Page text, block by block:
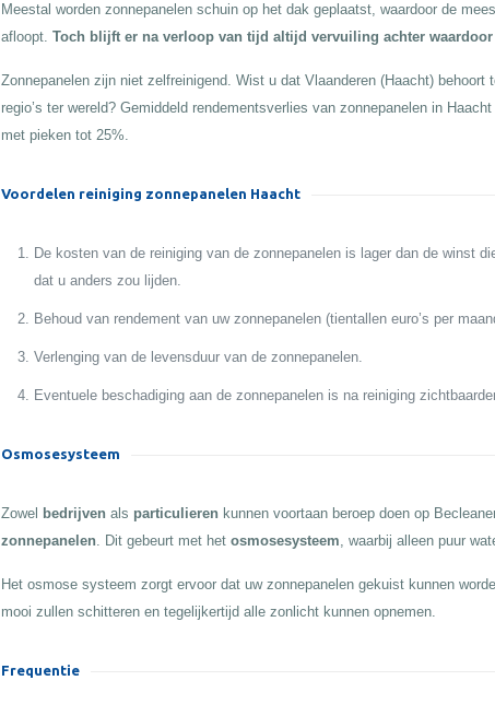
Meestal worden zonnepanelen schuin op het dak geplaatst, waardoor de
afloopt. Toch blijft er na verloop van tijd altijd vervuiling achter
Zonnepanelen zijn niet zelfreinigend. Wist u dat Vlaanderen (Haacht)
regio’s ter wereld? Gemiddeld rendementsverlies van zonnepanelen in
met pieken tot 25%.
Voordelen reiniging zonnepanelen Haacht
De kosten van de reiniging van de zonnepanelen is lager dan de winst
dat u anders zou lijden.
Behoud van rendement van uw zonnepanelen (tientallen euro’s per
Verlenging van de levensduur van de zonnepanelen.
Eventuele beschadiging aan de zonnepanelen is na reiniging
Osmosesysteem
Zowel bedrijven als particulieren kunnen voortaan beroep doen op
zonnepanelen. Dit gebeurt met het osmosesysteem, waarbij alleen puur
Het osmose systeem zorgt ervoor dat uw zonnepanelen gekuist kunnen
mooi zullen schitteren en tegelijkertijd alle zonlicht kunnen opnemen.
Frequentie